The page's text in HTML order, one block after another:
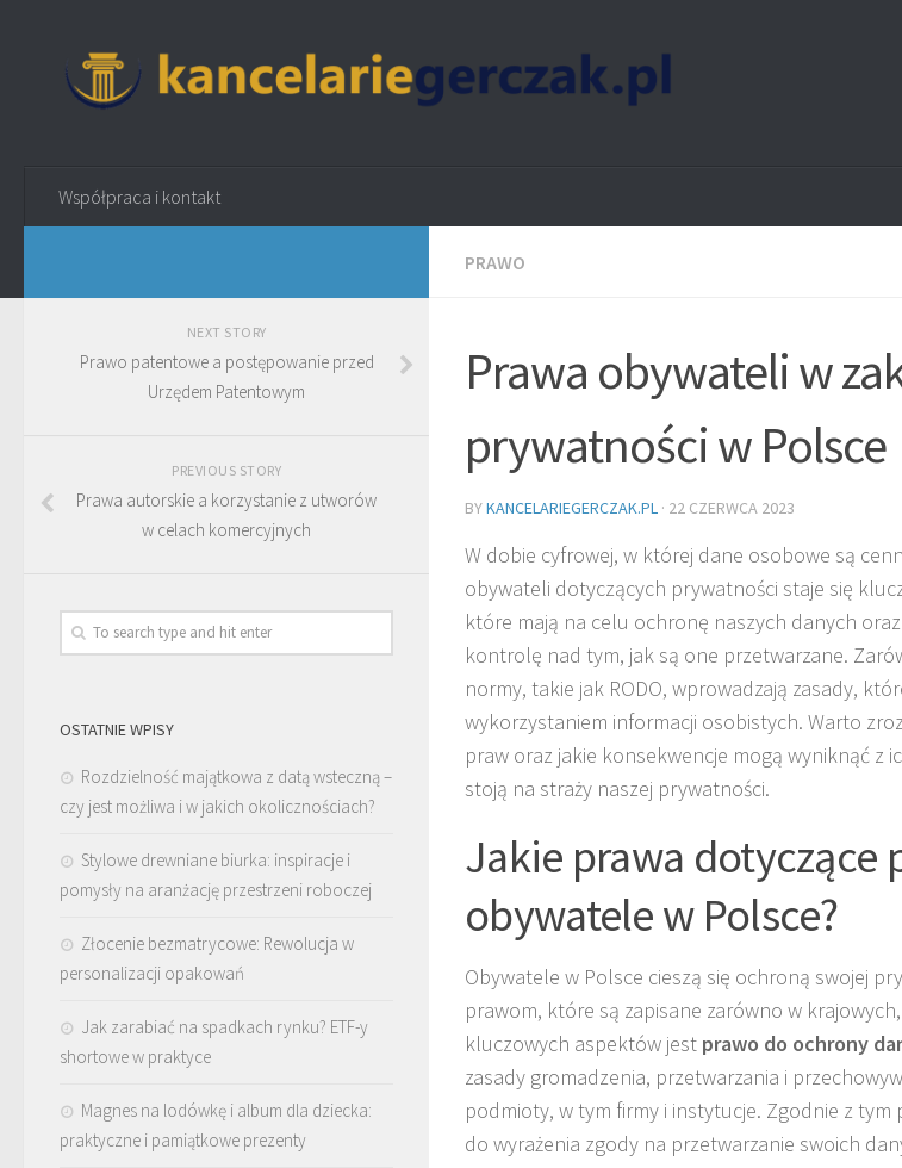
Współpraca i kontakt
PRAWO
Prawa obywateli w
prywatności w Polsce
BYKANCELARIEGERCZAK.PL · 22 CZERWCA 2023
W dobie cyfrowej, w której dane osobowe są
obywateli dotyczących prywatności staje się
które mają na celu ochronę naszych danych
kontrolę nad tym, jak są one przetwarzane.
normy, takie jak RODO, wprowadzają zasady,
wykorzystaniem informacji osobistych. Warto
praw oraz jakie konsekwencje mogą wyniknąć z
stoją na straży naszej prywatności.
Jakie prawa dotyczące
obywatele w Polsce?
Obywatele w Polsce cieszą się ochroną swojej
prawom, które są zapisane zarówno w
kluczowych aspektów jest prawo do ochrony
zasady gromadzenia, przetwarzania i
podmioty, w tym firmy i instytucje. Zgodnie z
do wyrażenia zgody na przetwarzanie swoich
NEXT STORY
Prawo patentowe a postępowanie przed
Urzędem Patentowym
PREVIOUS STORY
Prawa autorskie a korzystanie z utworów
w celach komercyjnych
OSTATNIE WPISY
Rozdzielność majątkowa z datą wsteczną –
czy jest możliwa i w jakich okolicznościach?
Stylowe drewniane biurka: inspiracje i
pomysły na aranżację przestrzeni roboczej
Złocenie bezmatrycowe: Rewolucja w
personalizacji opakowań
Jak zarabiać na spadkach rynku? ETF-y
shortowe w praktyce
Magnes na lodówkę i album dla dziecka:
praktyczne i pamiątkowe prezenty